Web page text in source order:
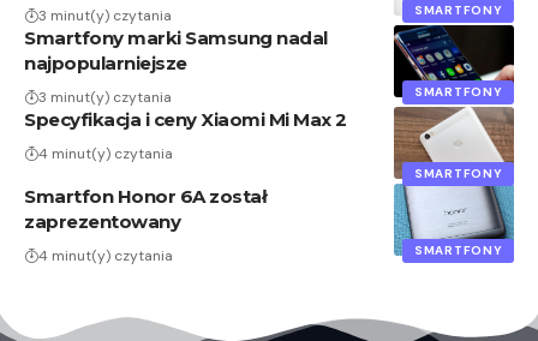
SMARTFONY
3 minut(y) czytania
SMARTFONY
Smartfony marki Samsung nadal
najpopularniejsze
3 minut(y) czytania
SMARTFONY
Specyfikacja i ceny Xiaomi Mi Max 2
4 minut(y) czytania
SMARTFONY
Smartfon Honor 6A został
zaprezentowany
4 minut(y) czytania